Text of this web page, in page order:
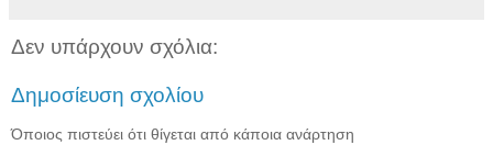
Δεν υπάρχουν σχόλια:
Δημοσίευση σχολίου
Όποιος πιστεύει ότι θίγεται από κάποια ανάρτηση